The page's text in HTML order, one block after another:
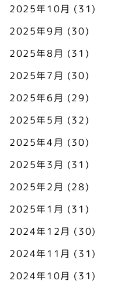
2025年10月 (31)
2025年9月 (30)
2025年8月 (31)
2025年7月 (30)
2025年6月 (29)
2025年5月 (32)
2025年4月 (30)
2025年3月 (31)
2025年2月 (28)
2025年1月 (31)
2024年12月 (30)
2024年11月 (31)
2024年10月 (31)